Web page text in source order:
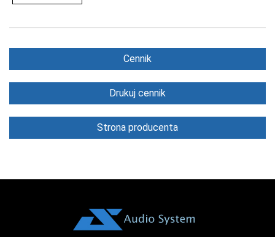
Cennik
Drukuj cennik
Strona producenta